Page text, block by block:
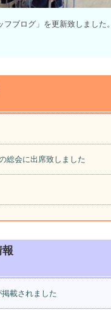
フブログ」を更新致しました。
総会に出席致しました
総会に出席致しました
載されました